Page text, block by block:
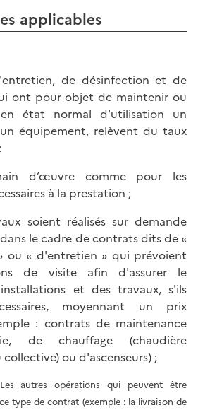
applicables
de désinfection et de
ont pour objet de maintenir ou
état normal d'utilisation un
équipement, relèvent du taux
d’œuvre comme pour les
à la prestation ;
soient réalisés sur demande
le cadre de contrats dits de «
ou « d'entretien » qui prévoient
de visite afin d'assurer le
et des travaux, s'ils
moyennant un prix
: contrats de maintenance
de chauffage (chaudière
ou d'ascenseurs) ;
autres opérations qui peuvent être
type de contrat (exemple : la livraison de